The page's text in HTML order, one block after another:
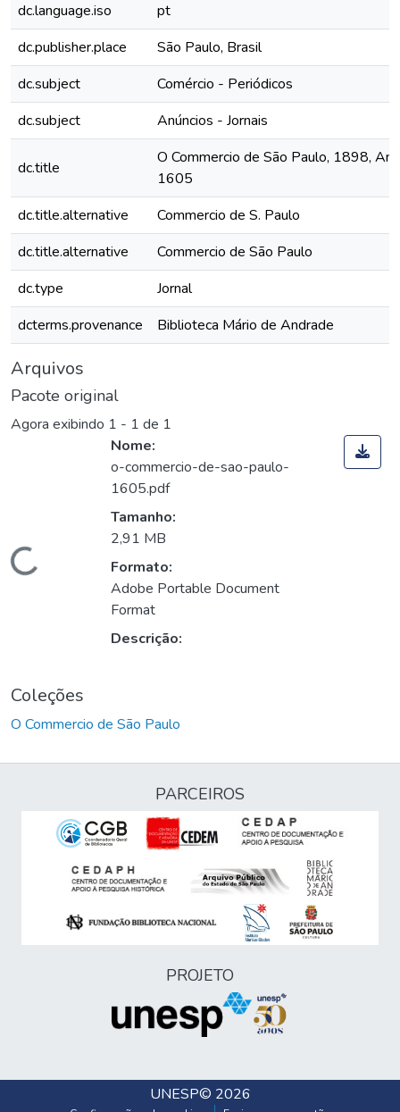
dc.language.iso
pt
dc.publisher.place
São Paulo, Brasil
dc.subject
Comércio - Periódicos
dc.subject
Anúncios - Jornais
dc.title
O Commercio de São Paulo, 1898,
1605
dc.title.alternative
Commercio de S. Paulo
dc.title.alternative
Commercio de São Paulo
dc.type
Jornal
dcterms.provenance
Biblioteca Mário de Andrade
Arquivos
Pacote original
Agora exibindo 1 - 1 de 1
Carregando...
Nome:
o-commercio-de-sao-paulo-
1605.pdf
Tamanho:
2,91 MB
Formato:
Adobe Portable Document
Format
Descrição:
Coleções
O Commercio de São Paulo
PARCEIROS
PROJETO
UNESP© 2026